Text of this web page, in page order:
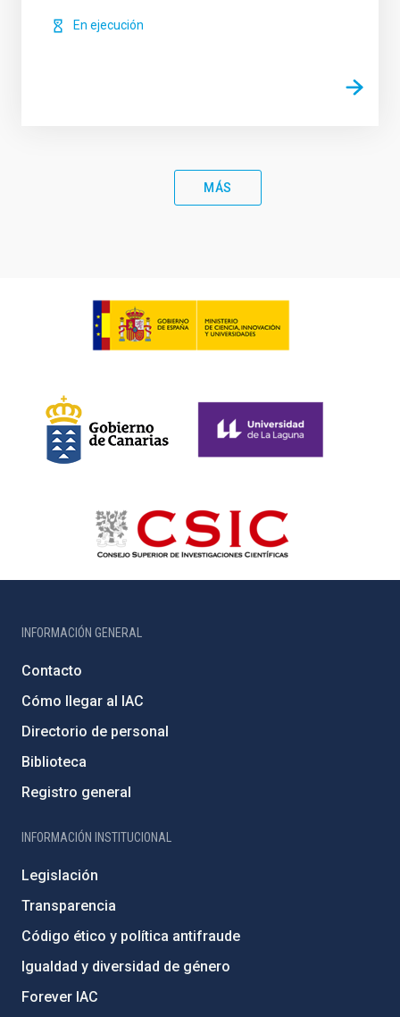
En ejecución
MÁS
INFORMACIÓN GENERAL
Contacto
Cómo llegar al IAC
Directorio de personal
Biblioteca
Registro general
INFORMACIÓN INSTITUCIONAL
Legislación
Transparencia
Código ético y política antifraude
Igualdad y diversidad de género
Forever IAC